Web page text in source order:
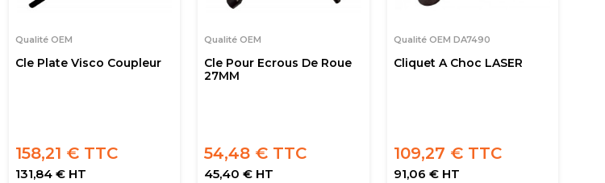
Qualité OEM
Cle Plate Visco Coupleur
158,21 € TTC
131,84 € HT
Qualité OEM
Cle Pour Ecrous De Roue
27MM
54,48 € TTC
45,40 € HT
Qualité OEM DA7490
Cliquet A Choc LASER
109,27 € TTC
91,06 € HT